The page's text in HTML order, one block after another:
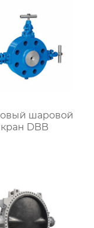
шаровой
кран DBB